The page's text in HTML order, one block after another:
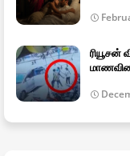
ரியூசன்